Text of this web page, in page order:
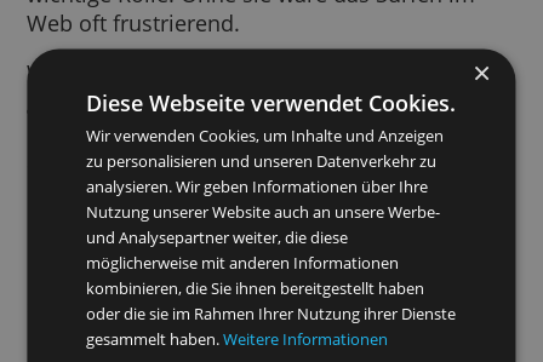
zurecht und nutzen sie effektiver, wenn Sie
das nächste Mal aufrufen. Cookies spielen
wichtige Rolle. Ohne sie wäre das Surfen im
Web oft frustrierend.
Wir verwenden Cookies für viele Zwecke.
greifen beispielsweise auf Cookies zurück,
Ihre SafeSearch-Einstellungen zu
Sie relevantere Anzeigen zu schalten,
Besucherzahlen pro Seite zu erfassen, Sie
der Anmeldung in unseren Diensten zu
Diese Webseite verwendet Cookies.
Wir verwenden Cookies, um Inhalte und Anzeigen
zu personalisieren und unseren Datenverkehr zu
analysieren. Wir geben Informationen über Ihre
Nutzung unserer Website auch an unsere Werbe-